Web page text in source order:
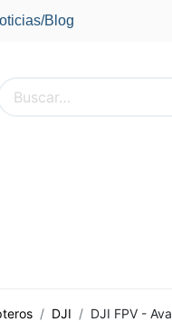
Blog
DJI DJI FPV -